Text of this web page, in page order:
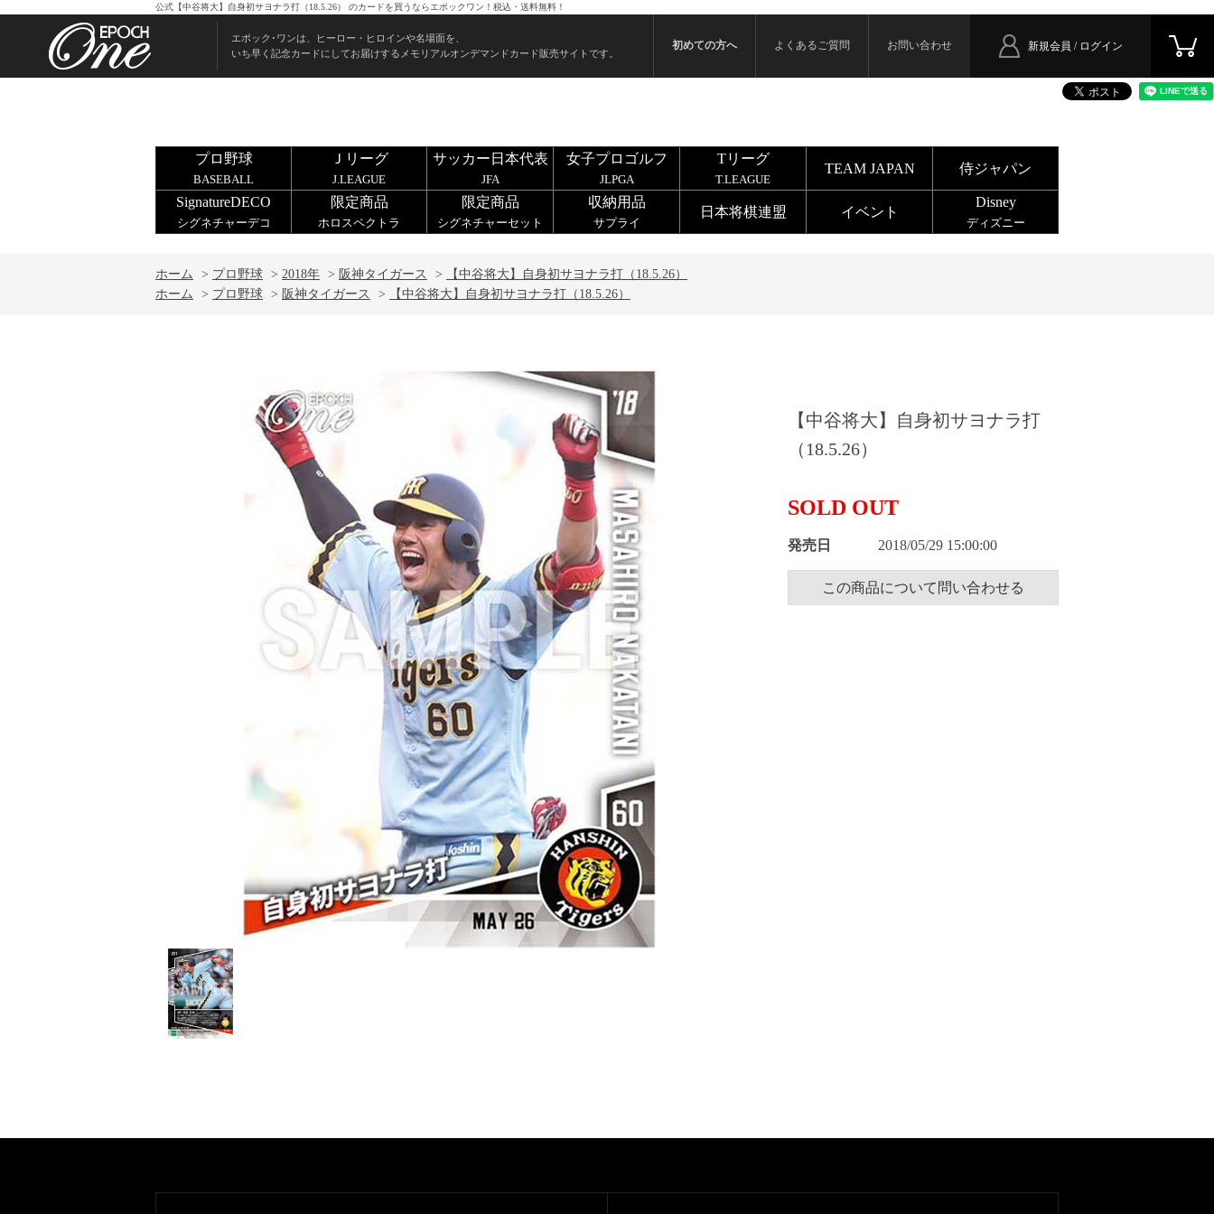
公式【中谷将大】自身初サヨナラ打（18.5.26） のカードを買うならエポックワン！税込・送料無料！
エポック･ワンは、ヒーロー・ヒロインや名場面を、
いち早く記念カードにしてお届けするメモリアルオンデマンドカード販売サイトです。
新規会員 / ログイン
初めての方へ よくあるご質問 お問い合わせ
プロ野球
BASEBALL
Ｊリーグ
J.LEAGUE
サッカー日本代表
JFA
女子プロゴルフ
JLPGA
Tリーグ
T.LEAGUE
TEAM JAPAN 侍ジャパン
SignatureDECO
シグネチャーデコ
限定商品
ホロスペクトラ
限定商品
シグネチャーセット
収納用品
サプライ
日本将棋連盟 イベント
Disney
ディズニー
ホーム > プロ野球 > 2018年 > 阪神タイガース >
【中谷将大】自身初サヨナラ打（18.5.26）
ホーム
> プロ野球 > 阪神タイガース > 【中谷将大】自身初サヨナラ打（18.5.26）
【中谷将大】自身初サヨナラ打
（18.5.26）
SOLD OUT
発売日 2018/05/29 15:00:00
この商品について問い合わせる